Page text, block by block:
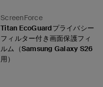
ScreenForce
Titan EcoGuardプライバシー
フィルター付き画面保護フィ
ルム（Samsung Galaxy S26
用）